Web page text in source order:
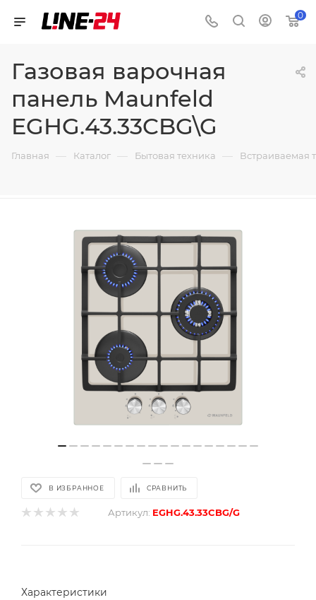
0
Газовая варочная
панель Maunfeld
EGHG.43.33CBG\G
Главная — Каталог — Бытовая техника — Встраиваемая
В ИЗБРАННОЕ СРАВНИТЬ
Артикул: EGHG.43.33CBG/G
Характеристики